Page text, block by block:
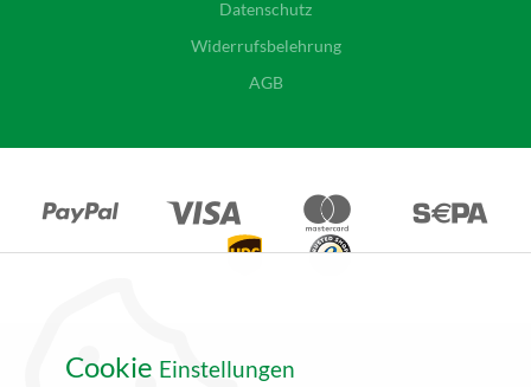
Datenschutz
Widerrufsbelehrung
AGB
*Alle Angebote auf unseren Seiten gelten ausschließlich für
Cookie Einstellungen